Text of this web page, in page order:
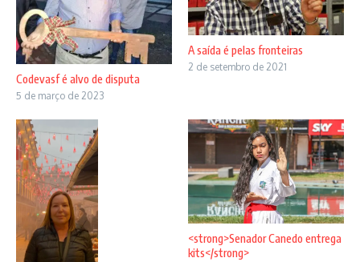
Codevasf é alvo de disputa
5 de março de 2023
A saída é pelas fronteiras
2 de setembro de 2021
<strong>Senador Canedo entrega
kits</strong>